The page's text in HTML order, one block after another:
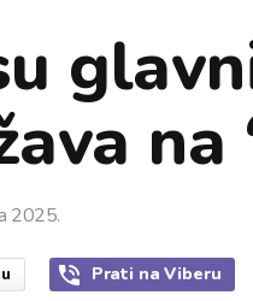
na
2025.
Prati na Viberu